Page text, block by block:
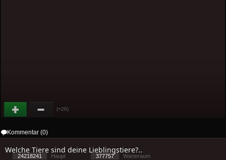
(+26)
Kommentar (0)
Welche Tiere sind deine Lieblingstiere?..
24218241 Haupt 377757
Warteraum